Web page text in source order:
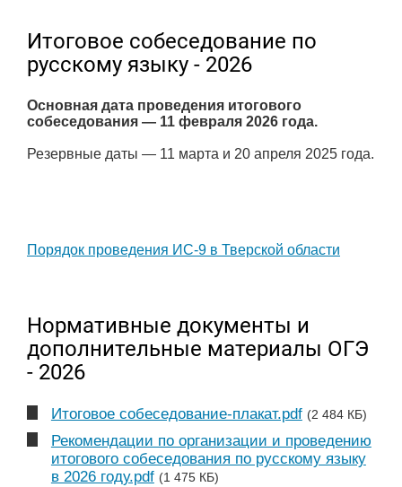
Итоговое собеседование по
русскому языку - 2026
Основная дата проведения итогового
собеседования — 11 февраля 2026 года.
Резервные даты — 11 марта и 20 апреля 2025 года.
Порядок проведения ИС-9 в Тверской области
Нормативные документы и
дополнительные материалы ОГЭ
- 2026
Итоговое собеседование-плакат.pdf (2 484 КБ)
Рекомендации по организации и проведению
итогового собеседования по русскому языку
в 2026 году.pdf (1 475 КБ)